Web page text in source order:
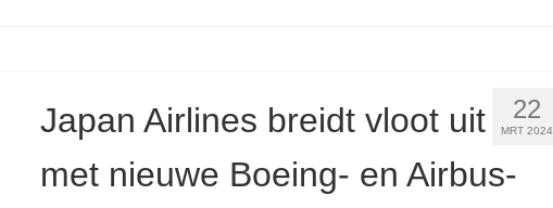
22
MRT 2024
Japan Airlines breidt vloot uit
met nieuwe Boeing- en Airbus-